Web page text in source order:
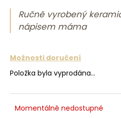
Ručně vyrobený
nápisem máma
Možnosti doručení
Položka byla vyprodána…
Momentálně nedostupné
HLEDAT
D
o
o
u